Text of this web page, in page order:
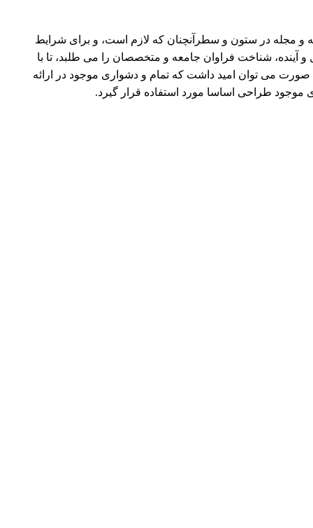
و مجله در ستون و سطرآنچنان که لازم است، و برای شرایط
آینده، شناخت فراوان جامعه و متخصصان را می طلبد، تا با
می توان امید داشت که تمام و دشواری موجود در ارائه
موجود طراحی اساسا مورد استفاده قرار گیرد.